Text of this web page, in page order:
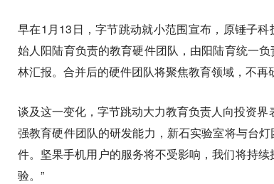
早在1月13日，字节跳动就小范围宣布，原锤子
始人阳陆育负责的教育硬件团队，由阳陆育统一
林汇报。合并后的硬件团队将聚焦教育领域，不再
谈及这一变化，字节跳动大力教育负责人向投资
强教育硬件团队的研发能力，新石实验室将与台
件。坚果手机用户的服务将不受影响，我们将持
验。”